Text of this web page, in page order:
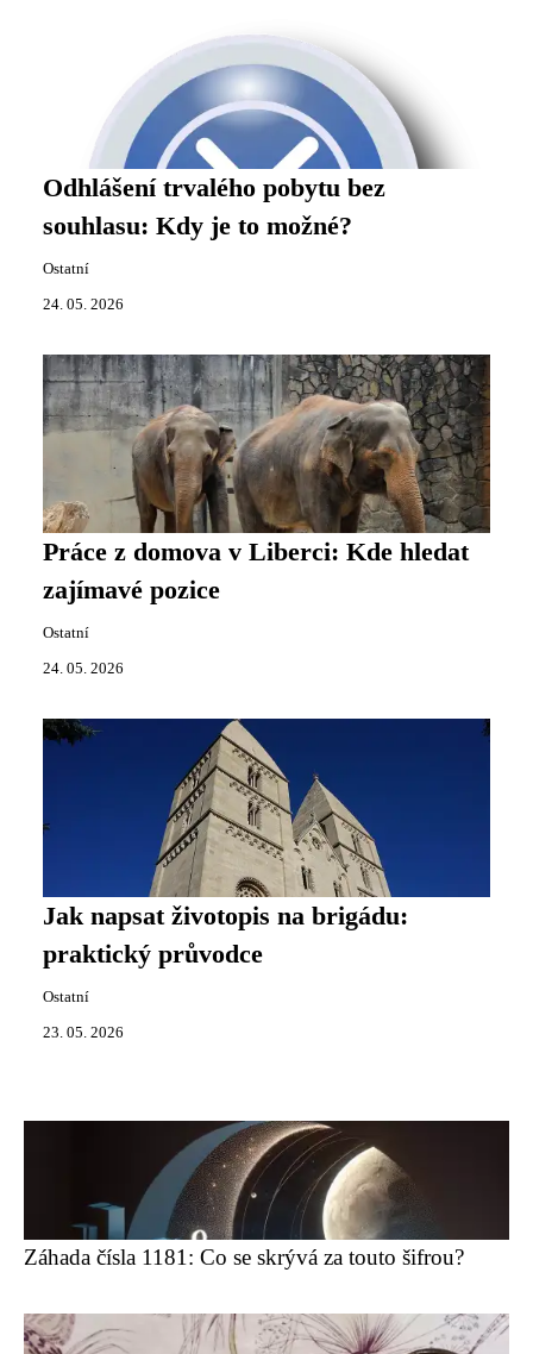
Odhlášení trvalého pobytu bez
souhlasu: Kdy je to možné?
Ostatní
24. 05. 2026
Práce z domova v Liberci: Kde hledat
zajímavé pozice
Ostatní
24. 05. 2026
Jak napsat životopis na brigádu:
praktický průvodce
Ostatní
23. 05. 2026
Záhada čísla 1181: Co se skrývá za touto šifrou?